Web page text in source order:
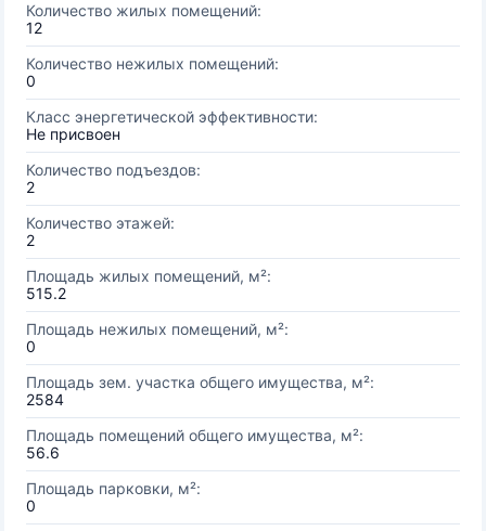
Количество жилых помещений:
12
Количество нежилых помещений:
0
Класс энергетической эффективности:
Не присвоен
Количество подъездов:
2
Количество этажей:
2
Площадь жилых помещений, м²:
515.2
Площадь нежилых помещений, м²:
0
Площадь зем. участка общего имущества, м²:
2584
Площадь помещений общего имущества, м²:
56.6
Площадь парковки, м²:
0